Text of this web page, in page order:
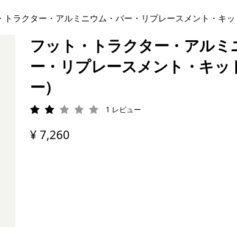
トラクター・アルミニウム・バー・リプレースメント・キッ
フット・トラクター・アルミ
ー・リプレースメント・キッ
ー）
評価: 2 / 5 1 レビュー
¥ 7,260